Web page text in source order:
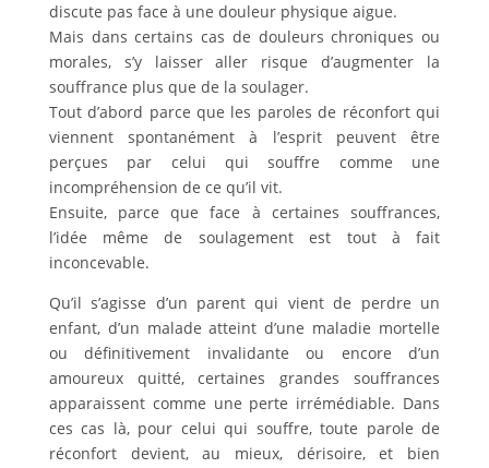
discute pas face à une douleur physique aigue.
Mais dans certains cas de douleurs chroniques ou
morales, s’y laisser aller risque d’augmenter la
souffrance plus que de la soulager.
Tout d’abord parce que les paroles de réconfort qui
viennent spontanément à l’esprit peuvent être
perçues par celui qui souffre comme une
incompréhension de ce qu’il vit.
Ensuite, parce que face à certaines souffrances,
l’idée même de soulagement est tout à fait
inconcevable.
Qu’il s’agisse d’un parent qui vient de perdre un
enfant, d’un malade atteint d’une maladie mortelle
ou définitivement invalidante ou encore d’un
amoureux quitté, certaines grandes souffrances
apparaissent comme une perte irrémédiable. Dans
ces cas là, pour celui qui souffre, toute parole de
réconfort devient, au mieux, dérisoire, et bien